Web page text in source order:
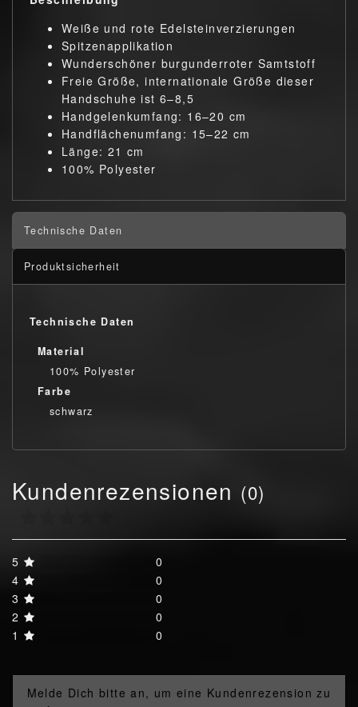
Weiße und rote Edelsteinverzierungen
Spitzenapplikation
Wunderschöner burgunderroter Samtstoff
Freie Größe, internationale Größe dieser
Handschuhe ist 6–8,5
Handgelenkumfang: 16–20 cm
Handflächenumfang: 15–22 cm
Länge: 21 cm
100% Polyester
Technische Daten
Produktsicherheit
Technische Daten
Material
100% Polyester
Farbe
schwarz
Kundenrezensionen (0)
5
0
4
0
3
0
2
0
1
0
Melde Dich bitte an, um eine Kundenrezension zu